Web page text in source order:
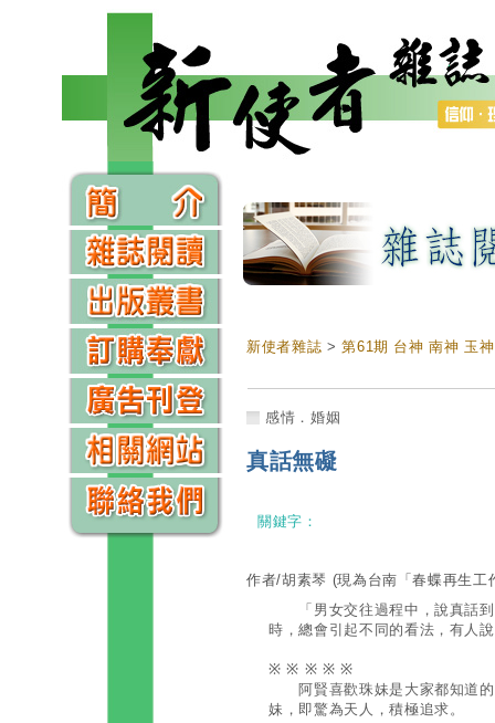
新使者雜誌 >第61期 台神 南神 玉
感情．婚姻
真話無礙
關鍵字：
作者/胡素琴 (現為台南「春蝶再生工
「男女交往過程中，說真話到
時，總會引起不同的看法，有人
※ ※ ※ ※ ※
阿賢喜歡珠妹是大家都知道的
妹，即驚為天人，積極追求。